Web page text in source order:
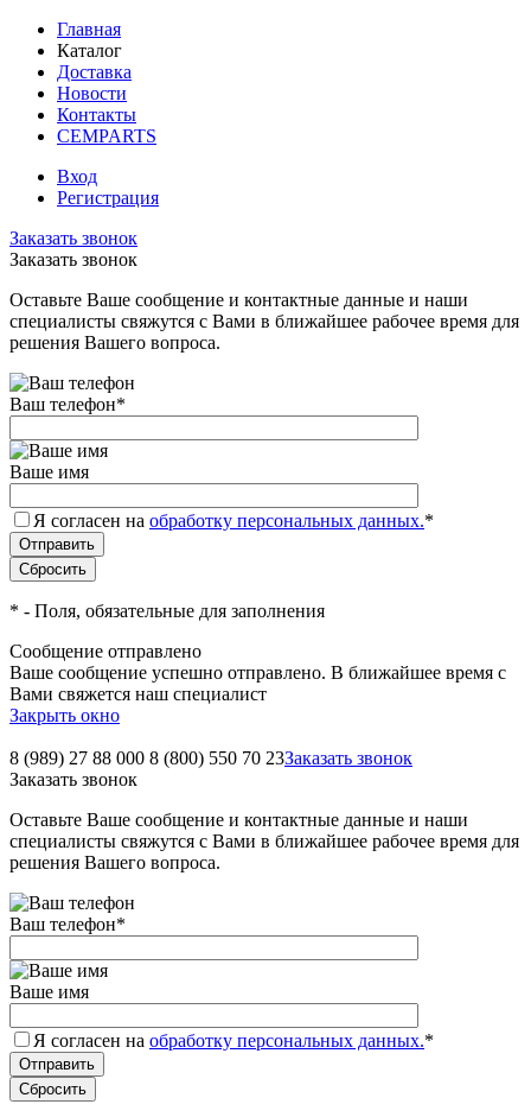
Главная
Каталог
Доставка
Новости
Контакты
CEMPARTS
Вход
Регистрация
Заказать звонок
Заказать звонок
Оставьте Ваше сообщение и контактные данные и наши
специалисты свяжутся с Вами в ближайшее рабочее время для
решения Вашего вопроса.
Ваш телефон*
Ваше имя
Я согласен на обработку персональных данных.*
* - Поля, обязательные для заполнения
Сообщение отправлено
Ваше сообщение успешно отправлено. В ближайшее время с
Вами свяжется наш специалист
Закрыть окно
8 (989) 27 88 000 8 (800) 550 70 23Заказать звонок
Заказать звонок
Оставьте Ваше сообщение и контактные данные и наши
специалисты свяжутся с Вами в ближайшее рабочее время для
решения Вашего вопроса.
Ваш телефон*
Ваше имя
Я согласен на обработку персональных данных.*